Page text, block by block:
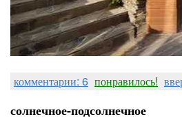
комментарии: 6 понравилось!
солнечное-подсолнечное